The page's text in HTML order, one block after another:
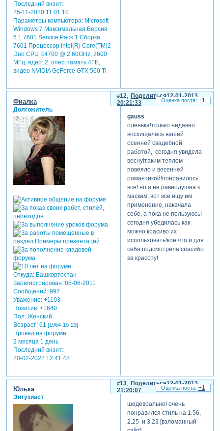
Последний визит:
25-11-2020 11:01:10
Параметры компьютера:Microsoft
Windows 7 Максимальная Версия
6.1.7601 Service Pack 1 Сборка
7601 Процессор Intel(R) Core(TM)2
Duo CPU E4700 @ 2.60GHz, 2600
МГц, ядер: 2, опер.память 4ГБ,
видео NVIDIA GeForce GTX 560 Ti
Поделиться
12
12-01-2013
20:21:33
Фиалка
Долгожитель
Откуда:Башкортостан
Зарегистрирован: 05-06-2011
Сообщений:997
Уважение: +1103
Позитив: +1640
Пол:Женский
Возраст:61 [1964-10-23]
Провел на форуме:
2 месяца 1 день
Последний визит:
20-02-2022 12:41:48
gauss
оленька!только недавно
восхищалась вашей
осенней свадебной
работой, сегодня увидела
весну!таким теплом
повеяло и весенней
романтикой!понравилось
все! но я не равнодушна к
маскам, вот все ищу им
применение, накачала
себе, а пока не пользуюсь!
сегодня убедилась как
можно красиво их
использовать!кое что и для
себя подсмотрела!спасибо
за красоту!
+1
Поделиться
13
12-01-2013
21:20:07
Юлька
Энтузиаст
шедеврально! очень
понравился стиль на 1.56,
2.25 и 3.23 [взломанный
+1